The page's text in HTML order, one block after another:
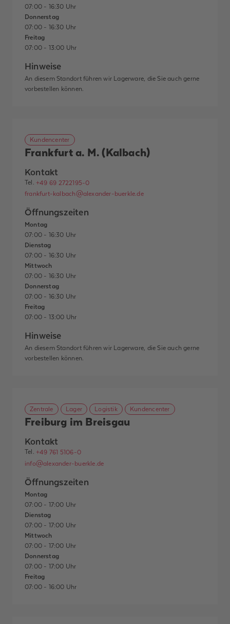
07:00 - 16:30 Uhr
Donnerstag
07:00 - 16:30 Uhr
Freitag
07:00 - 13:00 Uhr
Hinweise
An diesem Standort führen wir Lagerware, die Sie auch gerne
vorbestellen können.
Kundencenter
Frankfurt a. M. (Kalbach)
Kontakt
Tel.+49 69 2722195-0
frankfurt-kalbach@alexander-buerkle.de
Öffnungszeiten
Montag
07:00 - 16:30 Uhr
Dienstag
07:00 - 16:30 Uhr
Mittwoch
07:00 - 16:30 Uhr
Donnerstag
07:00 - 16:30 Uhr
Freitag
07:00 - 13:00 Uhr
Hinweise
An diesem Standort führen wir Lagerware, die Sie auch gerne
vorbestellen können.
Zentrale Lager Logistik Kundencenter
Freiburg im Breisgau
Kontakt
Tel.+49 761 5106-0
info@alexander-buerkle.de
Öffnungszeiten
Montag
07:00 - 17:00 Uhr
Dienstag
07:00 - 17:00 Uhr
Mittwoch
07:00 - 17:00 Uhr
Donnerstag
07:00 - 17:00 Uhr
Freitag
07:00 - 16:00 Uhr